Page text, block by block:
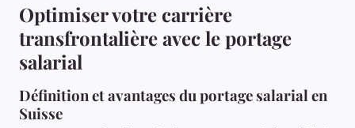
Optimiser votre carrière
transfrontalière avec le portage
salarial
Définition et avantages du portage salarial en
Suisse